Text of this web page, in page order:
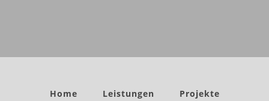
Home Leistungen Projekte